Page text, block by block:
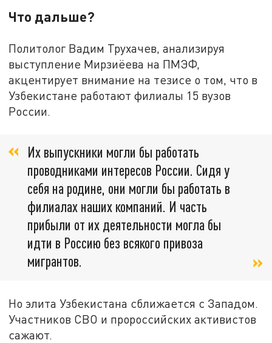
Что дальше?
Политолог Вадим Трухачев, анализируя
выступление Мирзиёева на ПМЭФ,
акцентирует внимание на тезисе о том, что в
Узбекистане работают филиалы 15 вузов
России.
Их выпускники могли бы работать
проводниками интересов России. Сидя у
себя на родине, они могли бы работать в
филиалах наших компаний. И часть
прибыли от их деятельности могла бы
идти в Россию без всякого привоза
мигрантов.
Но элита Узбекистана сближается с Западом.
Участников СВО и пророссийских активистов
сажают.